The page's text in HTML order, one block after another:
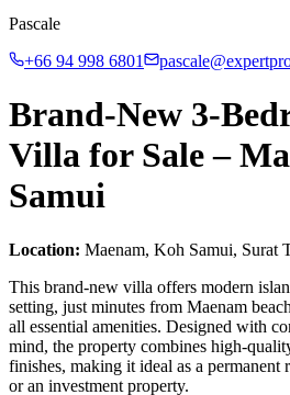
Pascale
+66 94 998 6801
Brand-New 3-
Villa for Sale –
Samui
Location: Maenam, Koh Samui, Surat
This brand-new villa offers modern
setting, just minutes from Maenam
all essential amenities. Designed with
mind, the property combines high-
finishes, making it ideal as a permanent
or an investment property.